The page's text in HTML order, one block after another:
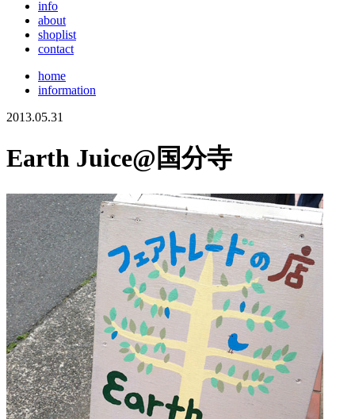
info
about
shoplist
contact
home
information
2013.05.31
Earth Juice@国分寺